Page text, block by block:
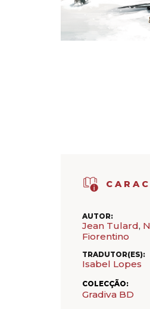
AUTOR:
Jean Tulard,
Fiorentino
TRADUTOR(ES):
Isabel Lopes
COLECÇÃO:
Gradiva BD